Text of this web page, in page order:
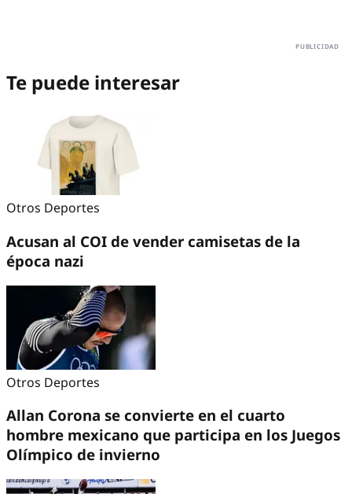
Te puede interesar
Otros Deportes
Acusan al COI de vender camisetas de la
época nazi
Otros Deportes
Allan Corona se convierte en el cuarto
hombre mexicano que participa en los Juegos
Olímpico de invierno